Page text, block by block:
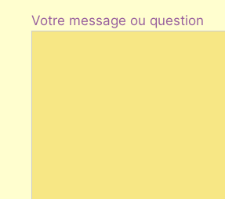
Votre message ou question